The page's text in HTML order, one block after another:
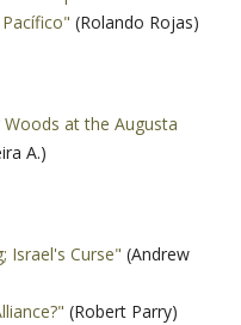
(Rolando Rojas)
at the Augusta
A.)
Israel's Curse" (Andrew
(Robert Parry)